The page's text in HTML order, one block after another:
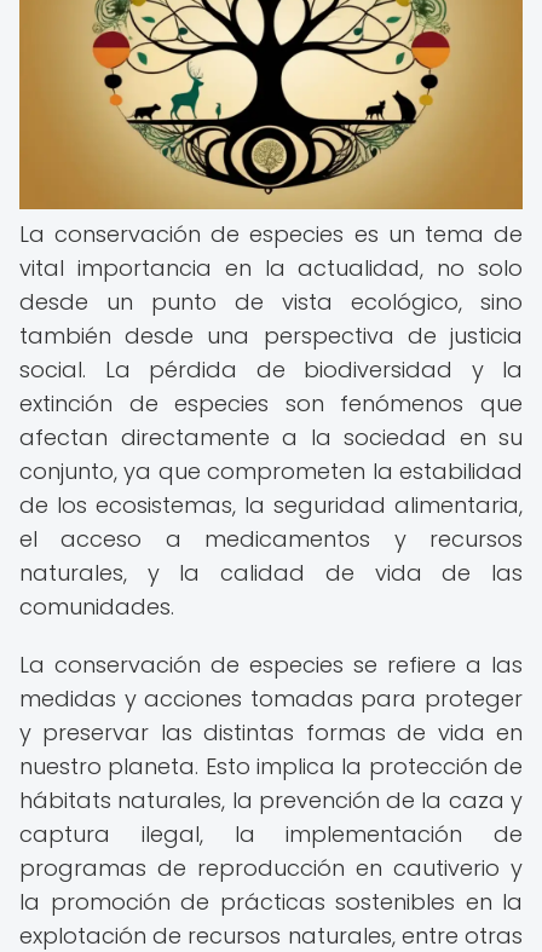
La conservación de especies es un tema de
vital importancia en la actualidad, no solo
desde un punto de vista ecológico, sino
también desde una perspectiva de justicia
social. La pérdida de biodiversidad y la
extinción de especies son fenómenos que
afectan directamente a la sociedad en su
conjunto, ya que comprometen la estabilidad
de los ecosistemas, la seguridad alimentaria,
el acceso a medicamentos y recursos
naturales, y la calidad de vida de las
comunidades.
La conservación de especies se refiere a las
medidas y acciones tomadas para proteger
y preservar las distintas formas de vida en
nuestro planeta. Esto implica la protección de
hábitats naturales, la prevención de la caza y
captura ilegal, la implementación de
programas de reproducción en cautiverio y
la promoción de prácticas sostenibles en la
explotación de recursos naturales, entre otras